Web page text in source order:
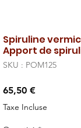
Spiruline
Apport de
SKU : POM125
65,50 €Prix
Taxe Incluse